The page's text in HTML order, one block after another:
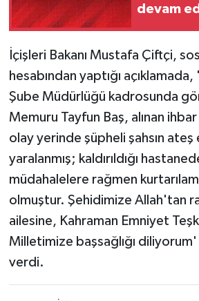
devam
İçişleri Bakanı Mustafa Çiftçi,
hesabından yaptığı
Şube Müdürlüğü kadrosunda
Memuru Tayfun Baş, alınan
olay yerinde şüpheli şahsın
yaralanmış; kaldırıldığı
müdahalelere rağmen
olmuştur. Şehidimize Allah'tan
ailesine, Kahraman Emniyet
Milletimize başsağlığı
verdi.